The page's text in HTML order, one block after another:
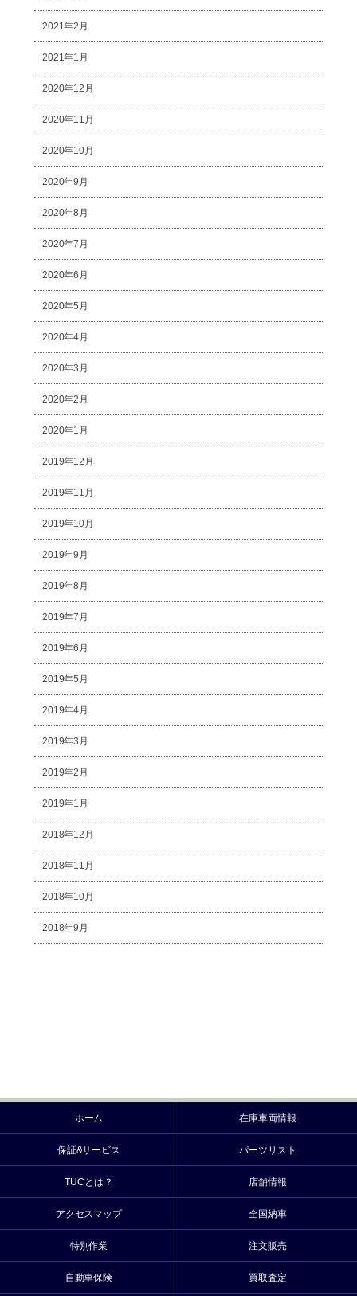
2021年2月
2021年1月
2020年12月
2020年11月
2020年10月
2020年9月
2020年8月
2020年7月
2020年6月
2020年5月
2020年4月
2020年3月
2020年2月
2020年1月
2019年12月
2019年11月
2019年10月
2019年9月
2019年8月
2019年7月
2019年6月
2019年5月
2019年4月
2019年3月
2019年2月
2019年1月
2018年12月
2018年11月
2018年10月
2018年9月
ホーム 在庫車両情報
保証&サービス パーツリスト
TUCとは？ 店舗情報
アクセスマップ 全国納車
特別作業 注文販売
自動車保険 買取査定